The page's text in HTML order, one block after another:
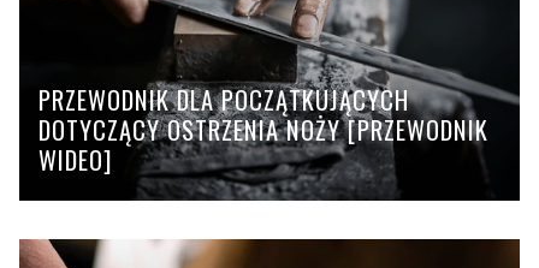
PRZEWODNIK DLA POCZĄTKUJĄCYCH
DOTYCZĄCY OSTRZENIA NOŻY [PRZEWODNIK
WIDEO]